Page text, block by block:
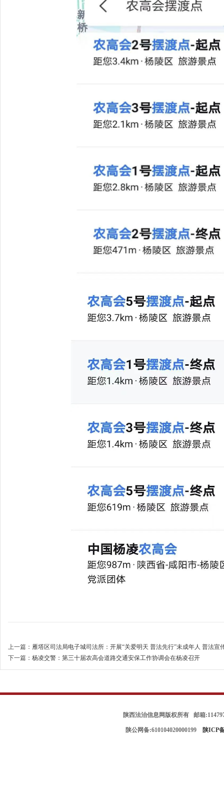
上一篇： 雁塔区司法局电子城司法所：开展“关爱明天 普法先行”未成年人 普法宣
下一篇： 杨凌交警：第三十届农高会道路交通安保工作协调会在杨凌召开
陕西法治信息网版权所有 邮箱
陕公网备:610104020000199 陕ICP